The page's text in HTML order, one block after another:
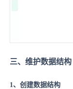
三、维护数据结构
1、创建数据结构